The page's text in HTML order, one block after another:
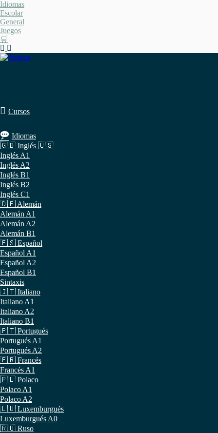
Saltar
al
contenido
Idiomas
Escolar
General
Juegos
🛒
Cursos
Idiomas
🇬🇧 Inglés 🇺🇸
Inglés A1
Inglés A2
Inglés B1
Inglés B2
Inglés C1
🇩🇪 Alemán
Alemán A1
Alemán A2
Alemán B1
🇪🇸 Español
Español A1
Español A2
Español B1
Sintaxis
🇮🇹 Italiano
Italiano A1
Italiano A2
Italiano B1
🇵🇹 Portugués
Portugués A1
Portugués A2
🇫🇷 Francés
Francés A1
🇵🇱 Polaco
Polaco A1
Polaco A2
🇱🇺 Luxemburgués
Luxemburgués A0
🇷🇺 Ruso